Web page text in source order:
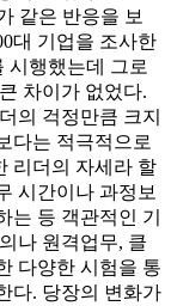
같은 반응을 보
대 기업을 조사한
시행했는데 그로
차이가 없었다.
의 걱정만큼 크지
다는 적극적으로
리더의 자세라 할
시간이나 과정보
는 등 객관적인 기
나 원격업무, 클
다양한 시험을 통
다. 당장의 변화가